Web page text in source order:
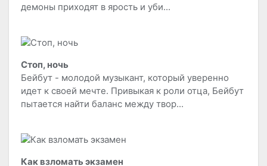
демоны приходят в ярость и уби...
Стоп, ночь
Бейбут - молодой музыкант, который уверенно
идет к своей мечте. Привыкая к роли отца, Бейбут
пытается найти баланс между твор...
Как взломать экзамен